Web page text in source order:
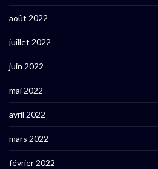
août 2022
juillet 2022
juin 2022
mai 2022
avril 2022
mars 2022
février 2022